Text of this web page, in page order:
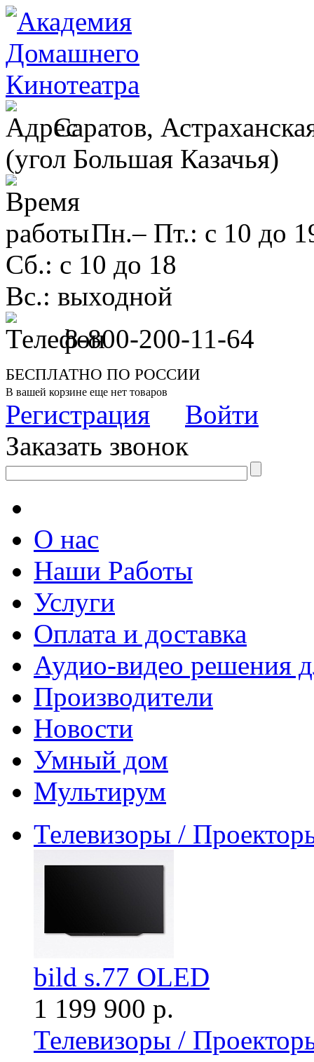
Саратов,
(угол Большая Казачья)
Пн.– Пт.: с 10 до
Сб.: с 10 до 18
Вс.: выходной
8-800-200-11-64
БЕСПЛАТНО ПО РОССИИ
В вашей корзине еще нет товаров
Регистрация
Войти
Заказать звонок
О нас
Наши Работы
Услуги
Оплата и доставка
Аудио-видео решения
Производители
Новости
Умный дом
Мультирум
Телевизоры /
bild s.77 OLED
1 199 900 р.
Телевизоры /